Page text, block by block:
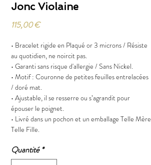
Jonc Violaine
115,00 €Prix
• Bracelet rigide en Plaqué or 3 microns / Résiste
au quotidien, ne noircit pas.
• Garanti sans risque d'allergie / Sans Nickel.
• Motif : Couronne de petites feuilles entrelacées
/ doré mat.
• Ajustable, il se resserre ou s’agrandit pour
épouser le poignet.
• Livré dans un pochon et un emballage Telle Mère
Telle Fille.
Quantité *